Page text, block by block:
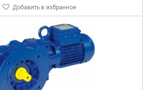
Добавить в избранное